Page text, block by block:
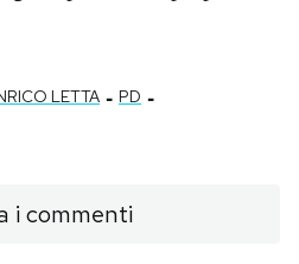
LETTA - PD -
i commenti